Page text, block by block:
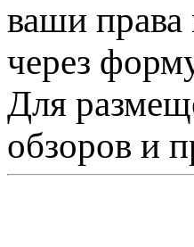
ваши права
через
Для
обзоров и